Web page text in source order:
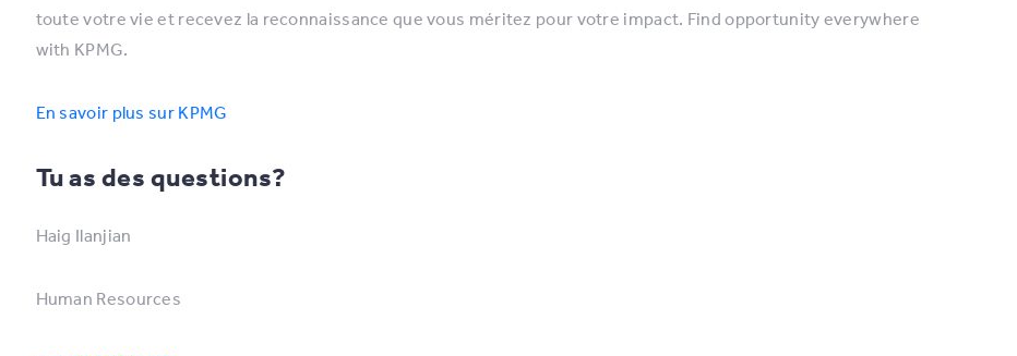
toute votre vie et recevez la reconnaissance que vous méritez pour votre impact. Find opportunity everywhere
with KPMG.
En savoir plus sur KPMG
Tu as des questions?
Haig Ilanjian
Human Resources